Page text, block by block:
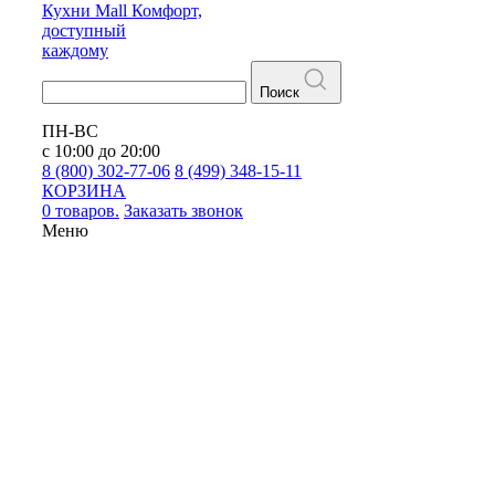
Кухни Mall Комфорт,
доступный
каждому
Поиск
ПН-ВС
с 10:00 до 20:00
8 (800) 302-77-06 8 (499) 348-15-11
КОРЗИНА
0 товаров. Заказать звонок
Меню